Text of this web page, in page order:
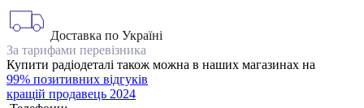
Доставка по Україні
За тарифами перевізника
Купити радіодеталі також можна в наших магазинах на
99% позитивних відгуків
кращій продавець 2024